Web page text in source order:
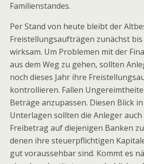
Familienstandes.
Per Stand von heute bleibt der
Freistellungsaufträgen zunächst bis
wirksam. Um Problemen mit der
aus dem Weg zu gehen, sollten
noch dieses Jahr ihre
kontrollieren. Fallen
Beträge anzupassen. Diesen Blick
Unterlagen sollten die Anleger
Freibetrag auf diejenigen Banken
denen ihre steuerpflichtigen
gut voraussehbar sind. Kommt es